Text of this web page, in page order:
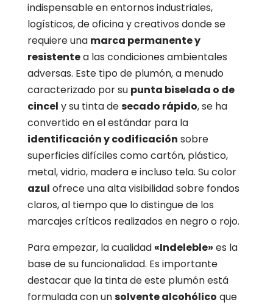
indispensable en entornos industriales,
logísticos,de oficina y creativos donde se
requiere una marca permanente y
resistentea las condiciones ambientales
adversas. Este tipo de plumón,a menudo
caracterizado por su punta biselada o de
cincel y su tinta desecado rápido,se ha
convertido en el estándar para la
identificación y codificación sobre
superficies difíciles como cartón,plástico,
metal,vidrio,madera e incluso tela. Su color
azul ofrece una alta visibilidad sobre fondos
claros,al tiempo que lo distingue de los
marcajes críticos realizados en negro o rojo.
Para empezar,la cualidad «Indeleble» es la
base de su funcionalidad. Es importante
destacar que la tinta de este plumón está
formulada con unsolvente alcohólico que